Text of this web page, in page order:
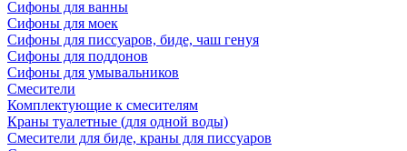
Сифоны для ванны
Сифоны для моек
Сифоны для писсуаров, биде, чаш генуя
Сифоны для поддонов
Сифоны для умывальников
Смесители
Комплектующие к смесителям
Краны туалетные (для одной воды)
Смесители для биде, краны для писсуаров